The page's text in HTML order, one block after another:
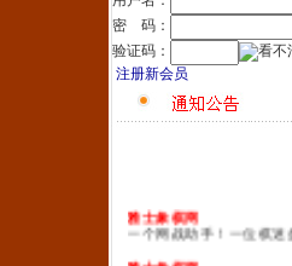
密 码：
验证码：
注册新会员
雅士象棋网
一个网战助手！一位棋迷